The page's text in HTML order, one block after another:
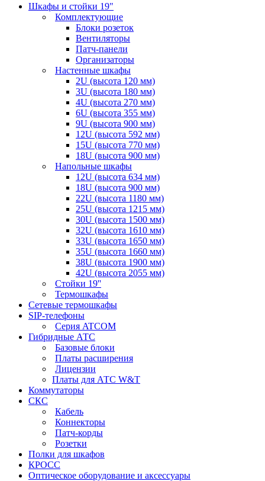
Шкафы и стойки 19"
Комплектующие
Блоки розеток
Вентиляторы
Патч-панели
Организаторы
Настенные шкафы
2U (высота 120 мм)
3U (высота 180 мм)
4U (высота 270 мм)
6U (высота 355 мм)
9U (высота 900 мм)
12U (высота 592 мм)
15U (высота 770 мм)
18U (высота 900 мм)
Напольные шкафы
12U (высота 634 мм)
18U (высота 900 мм)
22U (высота 1180 мм)
25U (высота 1215 мм)
30U (высота 1500 мм)
32U (высота 1610 мм)
33U (высота 1650 мм)
35U (высота 1660 мм)
38U (высота 1900 мм)
42U (высота 2055 мм)
Стойки 19''
Термошкафы
Сетевые термошкафы
SIP-телефоны
Серия ATCOM
Гибридные АТС
Базовые блоки
Платы расширения
Лицензии
Платы для АТС W&T
Коммутаторы
СКС
Кабель
Коннекторы
Патч-корды
Розетки
Полки для шкафов
КРОСС
Оптическое оборудование и аксессуары